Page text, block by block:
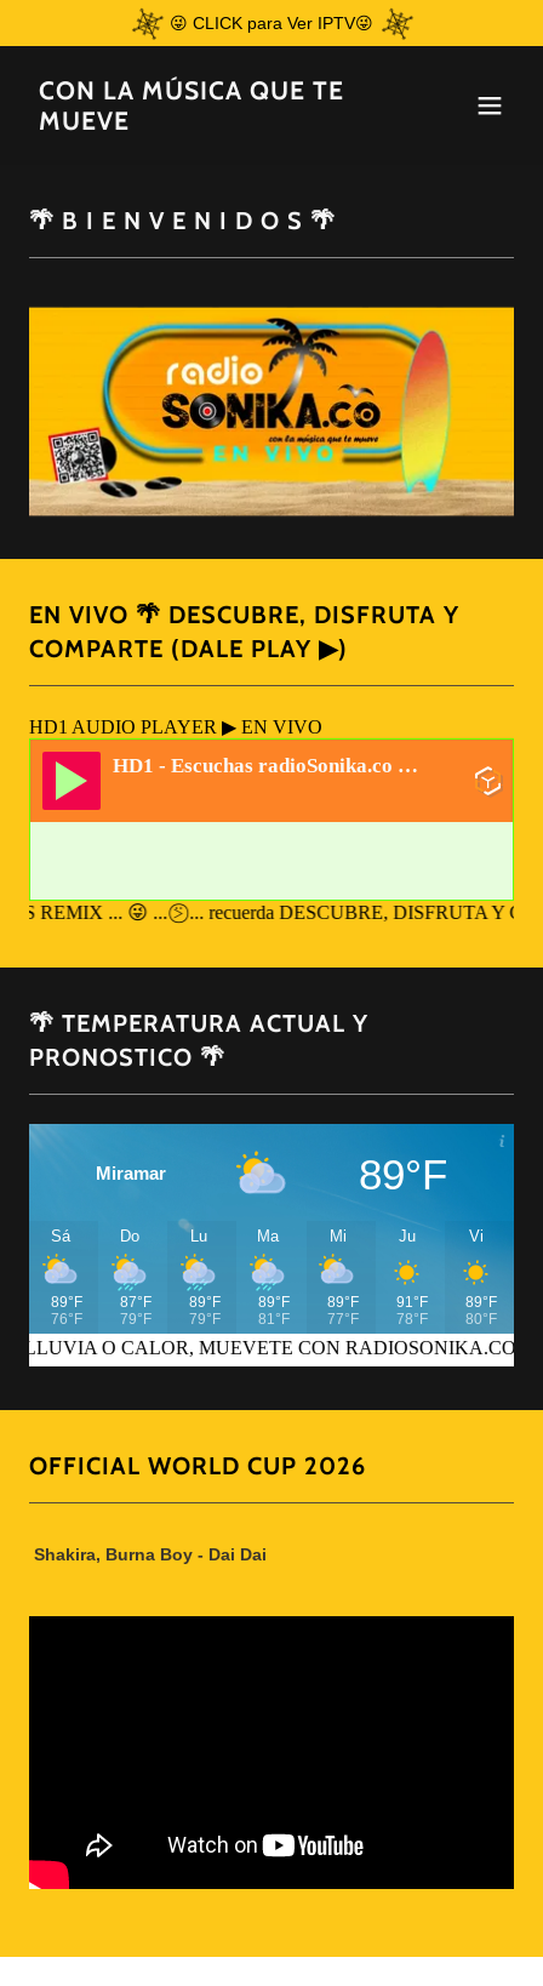
😜 CLICK para Ver IPTV😜
CON LA MÚSICA QUE TE
MUEVE
🌴 B I E N V E N I D O S 🌴
EN VIVO 🌴 DESCUBRE, DISFRUTA Y
COMPARTE (DALE PLAY ▶)
🌴 TEMPERATURA ACTUAL Y
PRONOSTICO 🌴
OFFICIAL WORLD CUP 2026
Shakira, Burna Boy - Dai Dai